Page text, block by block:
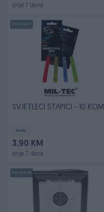
prije 7 dana
PIK SHOP
SVJETLEĆI ŠTAPIĆI - 10 KOM
Novo
3,90 KM
prije 7 dana
PIK SHOP